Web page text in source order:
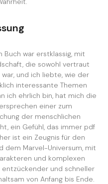
war erstklassig, mit
die sowohl vertraut
und ich liebte, wie der
interessante Themen
ich ehrlich bin, hat mich die
einer zum
der menschlichen
ein Gefühl, das immer pdf
ist ein Zeugnis für den
dem Marvel-Universum, mit
und komplexen
entzückender und schneller
von Anfang bis Ende.